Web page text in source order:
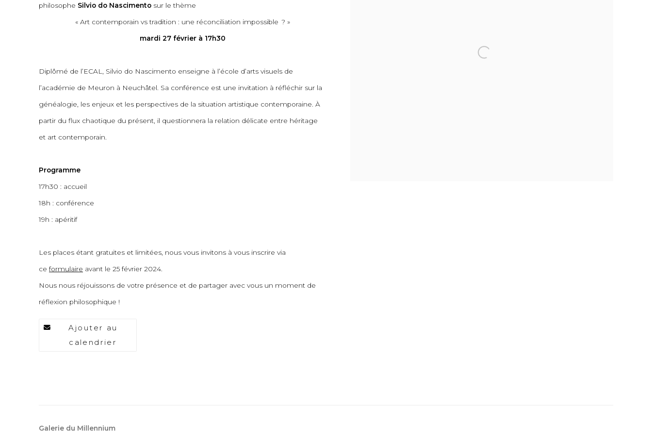
philosophe Silvio do Nascimento sur le thème
« Art contemporain vs tradition : une réconciliation impossible ? »
mardi 27 février à 17h30
Diplômé de l’ECAL, Silvio do Nascimento enseigne à l’école d’arts visuels de
l’académie de Meuron à Neuchâtel. Sa conférence est une invitation à réfléchir sur la
généalogie, les enjeux et les perspectives de la situation artistique contemporaine. À
partir du flux chaotique du présent, il questionnera la relation délicate entre héritage
et art contemporain.
Programme
17h30 : accueil
18h : conférence
19h : apéritif
Les places étant gratuites et limitées, nous vous invitons à vous inscrire via
ceformulaire avant le 25 février 2024.
Nous nous réjouissons de votre présence et de partager avec vous un moment de
réflexion philosophique !
Ajouter au
calendrier
Galerie du Millennium